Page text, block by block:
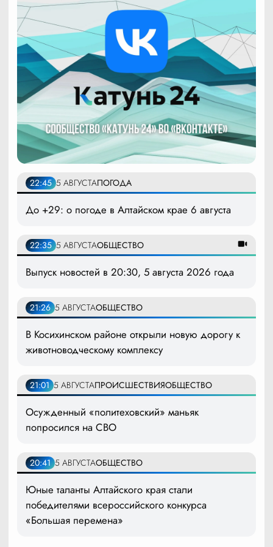
22:45 5 АВГУСТАПОГОДА
До +29: о погоде в Алтайском крае 6 августа
22:35 5 АВГУСТАОБЩЕСТВО
Выпуск новостей в 20:30, 5 августа 2026 года
21:26 5 АВГУСТАОБЩЕСТВО
В Косихинском районе открыли новую дорогу к
животноводческому комплексу
21:01 5 АВГУСТАПРОИСШЕСТВИЯОБЩЕСТВО
Осужденный «политеховский» маньяк
попросился на СВО
20:41 5 АВГУСТАОБЩЕСТВО
Юные таланты Алтайского края стали
победителями всероссийского конкурса
«Большая перемена»